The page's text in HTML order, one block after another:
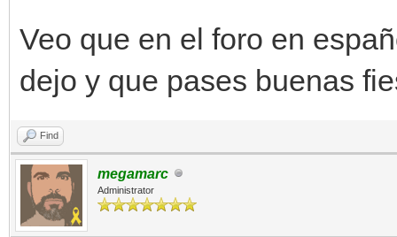
Veo que en el foro en
dejo y que pases buenas
Find
megamarc
Administrator